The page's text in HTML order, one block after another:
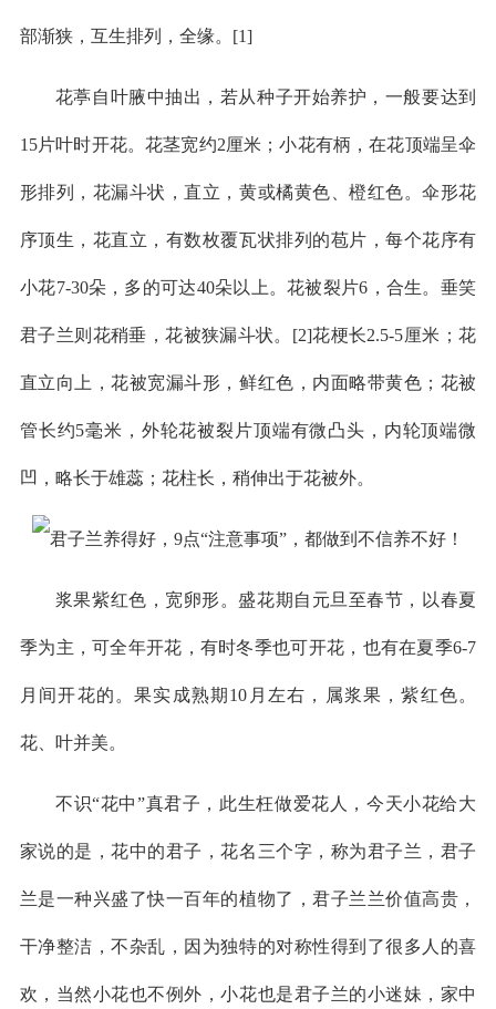
部渐狭，互生排列，全缘。[1]
花葶自叶腋中抽出，若从种子开始养护，一般要达到
15片叶时开花。花茎宽约2厘米；小花有柄，在花顶端呈伞
形排列，花漏斗状，直立，黄或橘黄色、橙红色。伞形花
序顶生，花直立，有数枚覆瓦状排列的苞片，每个花序有
小花7-30朵，多的可达40朵以上。花被裂片6，合生。垂笑
君子兰则花稍垂，花被狭漏斗状。[2]花梗长2.5-5厘米；花
直立向上，花被宽漏斗形，鲜红色，内面略带黄色；花被
管长约5毫米，外轮花被裂片顶端有微凸头，内轮顶端微
凹，略长于雄蕊；花柱长，稍伸出于花被外。
浆果紫红色，宽卵形。盛花期自元旦至春节，以春夏
季为主，可全年开花，有时冬季也可开花，也有在夏季6-7
月间开花的。果实成熟期10月左右，属浆果，紫红色。
花、叶并美。
不识“花中”真君子，此生枉做爱花人，今天小花给大
家说的是，花中的君子，花名三个字，称为君子兰，君子
兰是一种兴盛了快一百年的植物了，君子兰兰价值高贵，
干净整洁，不杂乱，因为独特的对称性得到了很多人的喜
欢，当然小花也不例外，小花也是君子兰的小迷妹，家中